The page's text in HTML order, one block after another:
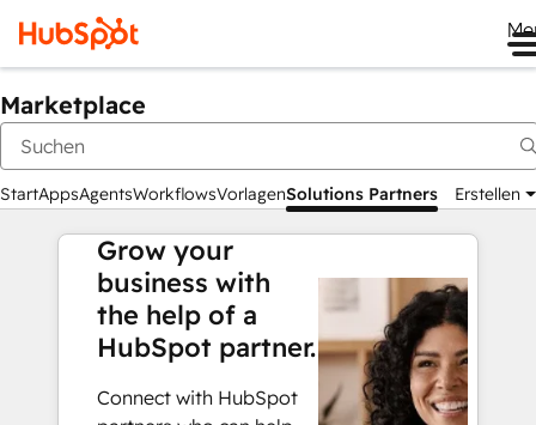
Marketplace
StartAppsAgentsWorkflowsVorlagenSolutions Partners Erstellen
Grow your
business with
the help of a
HubSpot partner.
Connect with HubSpot